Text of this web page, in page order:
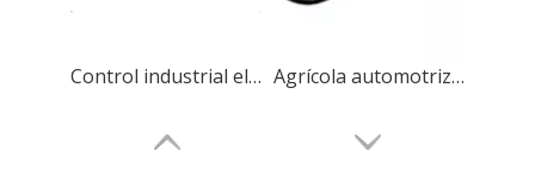
Control industrial electrónico Máquina eléctrica Aire Computadora automática Ensamblaje de cables de engarce Fabricante Agrícola automotriz completo del cable del conector de la prenda impermeable de la fabricación de encargo